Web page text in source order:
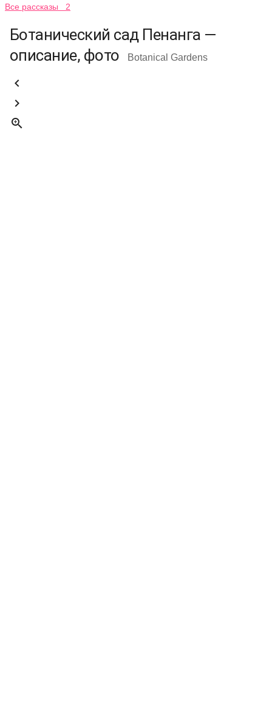
Все рассказы 2
Ботанический сад Пенанга —
описание, фото
Botanical Gardens


